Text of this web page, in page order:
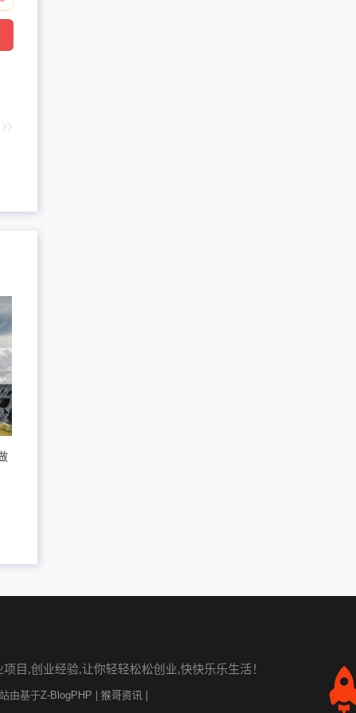
目,创业经验,让你轻轻松松创业,快快乐乐生活！
由基于Z-BlogPHP |猴哥资讯